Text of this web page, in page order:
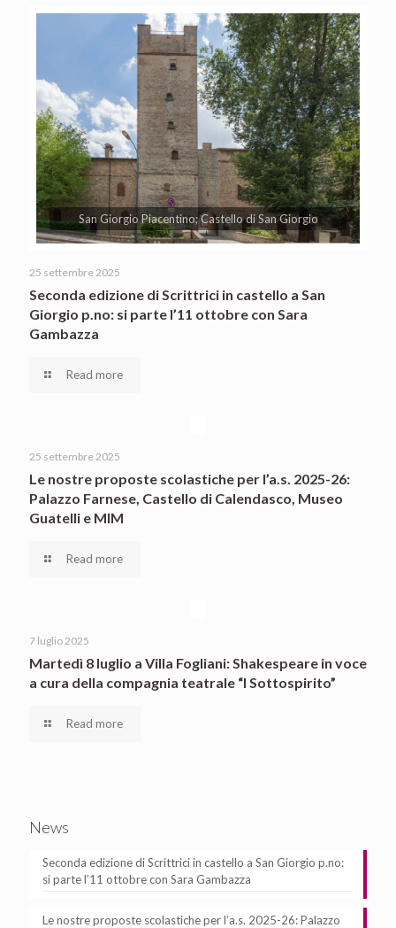
San Giorgio Piacentino; Castello di San Giorgio
25 settembre 2025
Seconda edizione di Scrittrici in castello a San
Giorgio p.no: si parte l’11 ottobre con Sara
Gambazza
Read more
25 settembre 2025
Le nostre proposte scolastiche per l’a.s. 2025-26:
Palazzo Farnese, Castello di Calendasco, Museo
Guatelli e MIM
Read more
7 luglio 2025
Martedì 8 luglio a Villa Fogliani: Shakespeare in voce
a cura della compagnia teatrale “I Sottospirito”
Read more
News
Seconda edizione di Scrittrici in castello a San Giorgio p.no:
si parte l’11 ottobre con Sara Gambazza
Le nostre proposte scolastiche per l’a.s. 2025-26: Palazzo